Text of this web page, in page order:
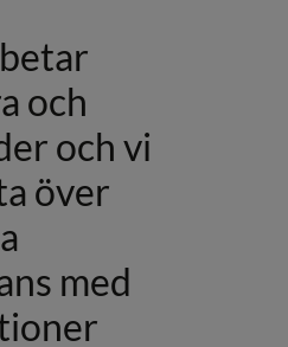
och
och vi
över
med